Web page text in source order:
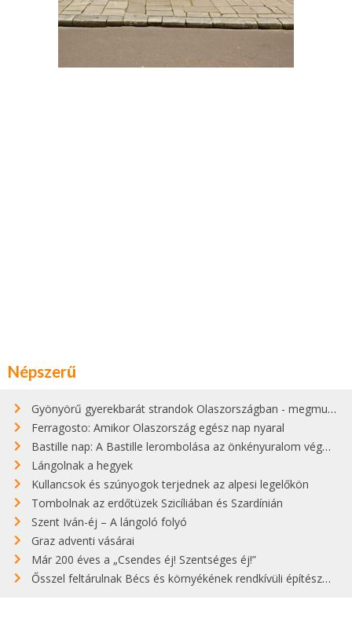
Népszerű
Gyönyörű gyerekbarát strandok Olaszországban - megmutatjuk a 15 legjobbat
Ferragosto: Amikor Olaszország egész nap nyaral
Bastille nap: A Bastille lerombolása az önkényuralom végét jelentette
Lángolnak a hegyek
Kullancsok és szúnyogok terjednek az alpesi legelőkön
Tombolnak az erdőtüzek Szicíliában és Szardínián
Szent Iván-éj – A lángoló folyó
Graz adventi vásárai
Már 200 éves a „Csendes éj! Szentséges éj!”
Ősszel feltárulnak Bécs és környékének rendkívüli építészeti kincsei